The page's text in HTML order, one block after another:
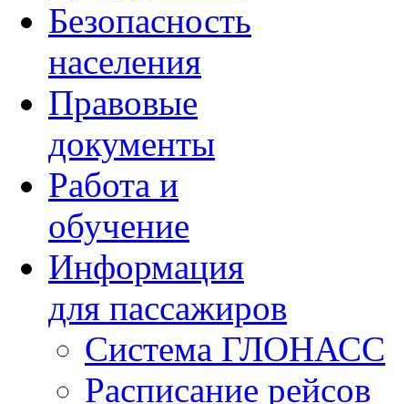
Безопасность
населения
Правовые
документы
Работа и
обучение
Информация
для пассажиров
Система ГЛОНАСС
Расписание рейсов